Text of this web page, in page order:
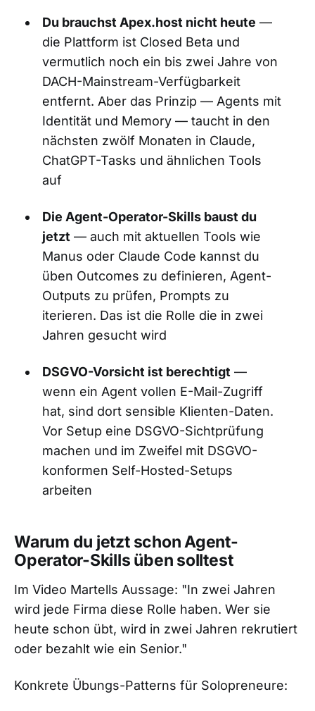
Du brauchst Apex.host nicht heute —
die Plattform ist Closed Beta und
vermutlich noch ein bis zwei Jahre von
DACH-Mainstream-Verfügbarkeit
entfernt. Aber das Prinzip — Agents mit
Identität und Memory — taucht in den
nächsten zwölf Monaten in Claude,
ChatGPT-Tasks und ähnlichen Tools
auf
Die Agent-Operator-Skills baust du
jetzt — auch mit aktuellen Tools wie
Manus oder Claude Code kannst du
üben Outcomes zu definieren, Agent-
Outputs zu prüfen, Prompts zu
iterieren. Das ist die Rolle die in zwei
Jahren gesucht wird
DSGVO-Vorsicht ist berechtigt —
wenn ein Agent vollen E-Mail-Zugriff
hat, sind dort sensible Klienten-Daten.
Vor Setup eine DSGVO-Sichtprüfung
machen und im Zweifel mit DSGVO-
konformen Self-Hosted-Setups
arbeiten
Warum du jetzt schon Agent-
Operator-Skills üben solltest
Im Video Martells Aussage: "In zwei Jahren
wird jede Firma diese Rolle haben. Wer sie
heute schon übt, wird in zwei Jahren rekrutiert
oder bezahlt wie ein Senior."
Konkrete Übungs-Patterns für Solopreneure: